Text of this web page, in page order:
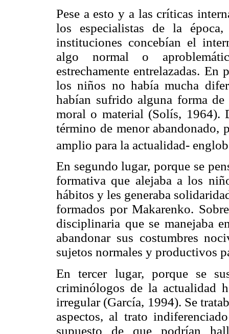
Pese a esto y a las críticas
los especialistas de la
instituciones concebían el
algo normal o
estrechamente entrelazadas.
los niños no había mucha
habían sufrido alguna forma
moral o material (Solís, 1964).
término de menor abandonado,
amplio para la actualidad-
En segundo lugar, porque se
formativa que alejaba a los
hábitos y les generaba
formados por Makarenko.
disciplinaria que se manejaba
abandonar sus costumbres
sujetos normales y productivos
En tercer lugar, porque se
criminólogos de la actualidad
irregular (García, 1994). Se
aspectos, al trato
supuesto de que podrían